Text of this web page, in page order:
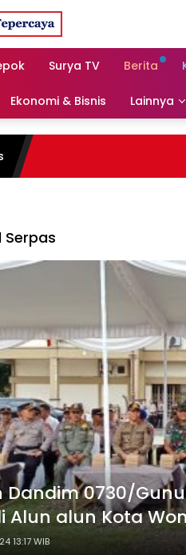
Surya TV Berita
Ekonomi & Bisnis Lainnya
Serpas
Dandim 0730/
Alun alun Kota
13:17 WIB